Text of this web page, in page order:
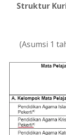
Struktur
(Asumsi 1